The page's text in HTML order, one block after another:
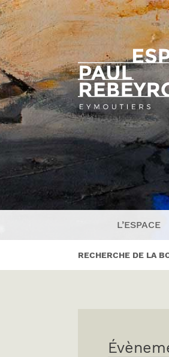
L’ESPACE
RECHERCHE DE LA